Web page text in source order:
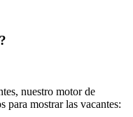
nuestro motor de
para mostrar las vacantes: